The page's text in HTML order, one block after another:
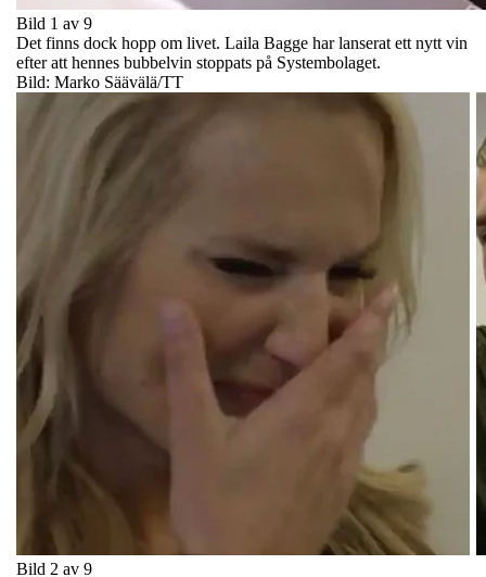
Bild 1 av 9
Det finns dock hopp om livet. Laila Bagge har lanserat ett nytt vin
efter att hennes bubbelvin stoppats på Systembolaget.
Bild: Marko Säävälä/TT
Bild 2 av 9